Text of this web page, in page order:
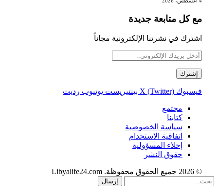
مع كل متابعة جديدة
اشترك في نشرتنا الإلكترونية مجاناً
فيسبوك X (Twitter) بينتيريست يوتيوب رديت
مجتمع
كتابنا
سياسة الخصوصية
اتفاقية الاستخدام
إخلاء المسؤولية
حقوق النشر
© 2026 جميع الحقوق محفوظة. Libyalife24.com
إرسال